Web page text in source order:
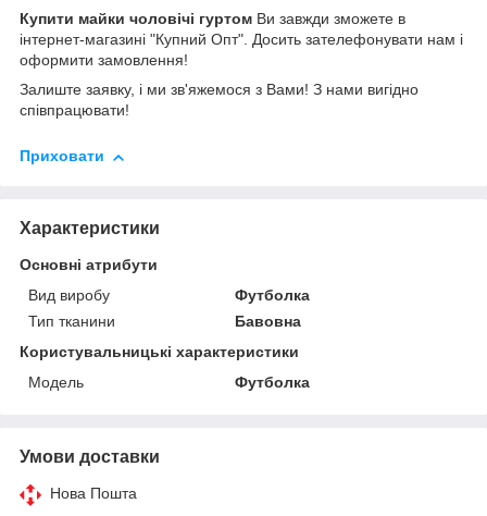
Купити майки чоловічі гуртом Ви завжди зможете в
інтернет-магазині "Купний Опт". Досить зателефонувати нам і
оформити замовлення!
Залиште заявку, і ми зв'яжемося з Вами! З нами вигідно
співпрацювати!
Приховати
Характеристики
Основні атрибути
Вид виробу
Футболка
Тип тканини
Бавовна
Користувальницькі характеристики
Модель
Футболка
Умови доставки
Нова Пошта